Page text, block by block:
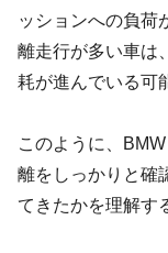
ッションへの負荷
離走行が多い車は
耗が進んでいる可
このように、
離をしっかりと確
てきたかを理解す